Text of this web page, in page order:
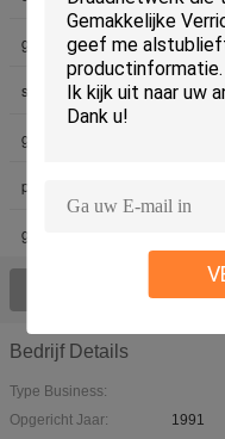
gelaste wire mesh machine
shuttleless wevende machine
geperforeerde metaalmachine
prikkeldraadmachine
gabion gaas
Bedrijf Details
Type Business:
Opgericht Jaar:
1991